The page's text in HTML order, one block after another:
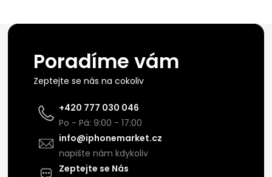
Poradíme vám
Zeptejte se nás na cokoliv
+420 777 030 046
Po - Pá: 9:00 - 17:00
info@iphonemarket.cz
napište nám kdykoliv
Zeptejte se Nás